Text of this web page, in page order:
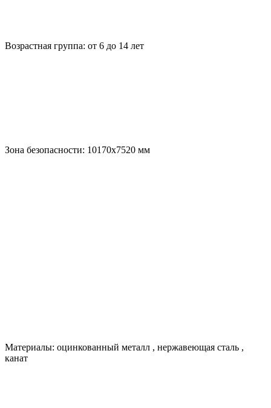
Возрастная группа: от 6 до 14 лет
Зона безопасности: 10170х7520 мм
Материалы: оцинкованный металл , нержавеющая сталь ,
канат